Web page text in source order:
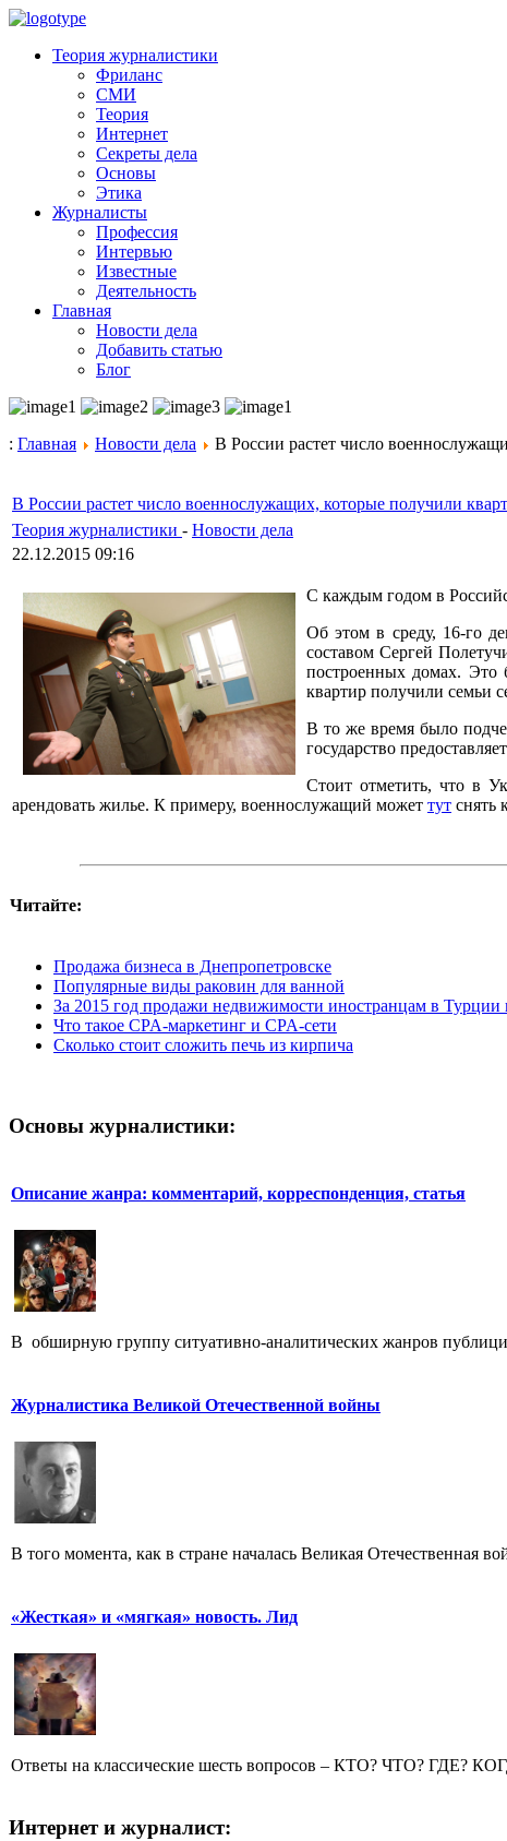
Теория журналистики
Фриланс
СМИ
Теория
Интернет
Секреты дела
Основы
Этика
Журналисты
Профессия
Интервью
Известные
Деятельность
Главная
Новости дела
Добавить статью
Блог
: Главная Новости дела В России растет число
В России растет число военнослужащих, которые получили
Теория журналистики - Новости дела
22.12.2015 09:16
С каждым годом в
Об этом в среду, 16-го
составом Сергей
построенных домах. Это
квартир получили семьи
В то же время было
государство
Стоит отметить, что в
арендовать жилье. К примеру, военнослужащий может тут снять
Читайте:
Продажа бизнеса в Днепропетровске
Популярные виды раковин для ванной
За 2015 год продажи недвижимости иностранцам в Турции
Что такое CPA-маркетинг и CPA-сети
Сколько стоит сложить печь из кирпича
Основы журналистики:
Описание жанра: комментарий, корреспонденция, статья
В обширную группу ситуативно-аналитических жанров
Журналистика Великой Отечественной войны
В того момента, как в стране началась Великая Отечественная
«Жесткая» и «мягкая» новость. Лид
Ответы на классические шесть вопросов – КТО? ЧТО? ГДЕ?
Интернет и журналист: